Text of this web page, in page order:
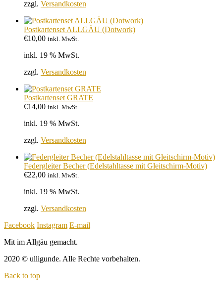
zzgl. Versandkosten
Postkartenset ALLGÄU (Dotwork)
€10,00 inkl. MwSt.
inkl. 19 % MwSt.
zzgl. Versandkosten
Postkartenset GRATE
€14,00 inkl. MwSt.
inkl. 19 % MwSt.
zzgl. Versandkosten
Federgleiter Becher (Edelstahltasse mit Gleitschirm-Motiv)
€22,00 inkl. MwSt.
inkl. 19 % MwSt.
zzgl. Versandkosten
Facebook Instagram E-mail
Mitim Allgäu gemacht.
2020 © ulligunde. Alle Rechte vorbehalten.
Back to top